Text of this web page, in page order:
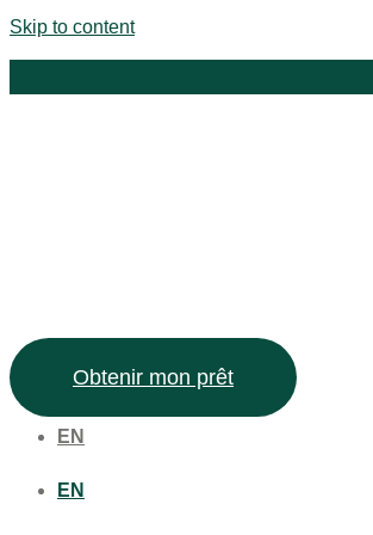
Skip to content
Obtenir mon prêt
EN
EN